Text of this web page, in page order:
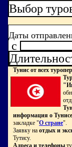
Выбор
Даты
c
Тунис от всех
информация о Тунисе
закладке "О стране".
Заявку на отдых и
Тутису.
Адреса и телефоны